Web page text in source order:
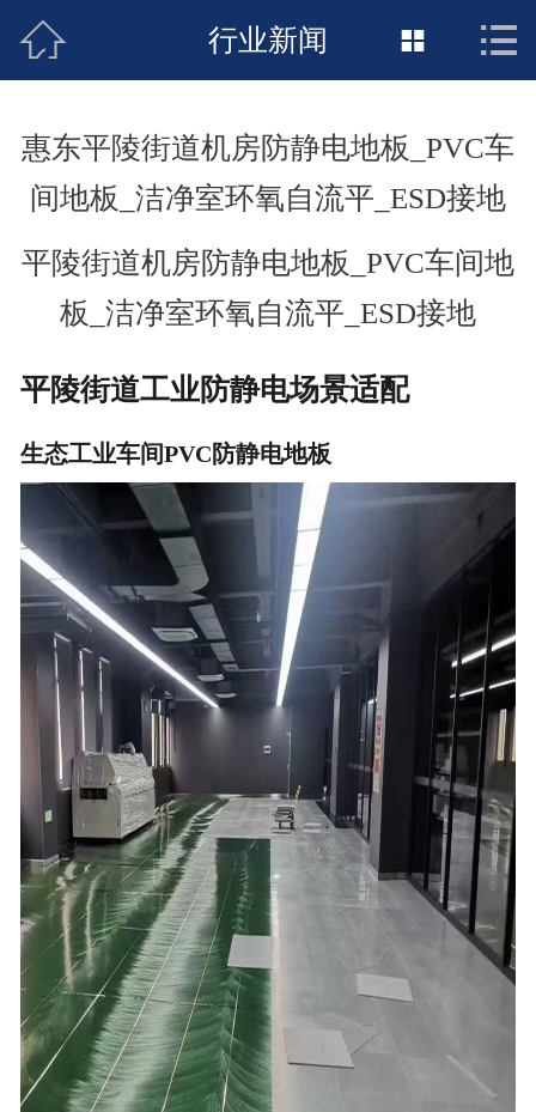
接地工程首页
新闻动态
联络惠发
 行业新闻  
惠东平陵街道机房防静电地板_PVC车
间地板_洁净室环氧自流平_ESD接地
平陵街道机房防静电地板_PVC车间地
板_洁净室环氧自流平_ESD接地
平陵街道工业防静电场景适配
生态工业车间PVC防静电地板